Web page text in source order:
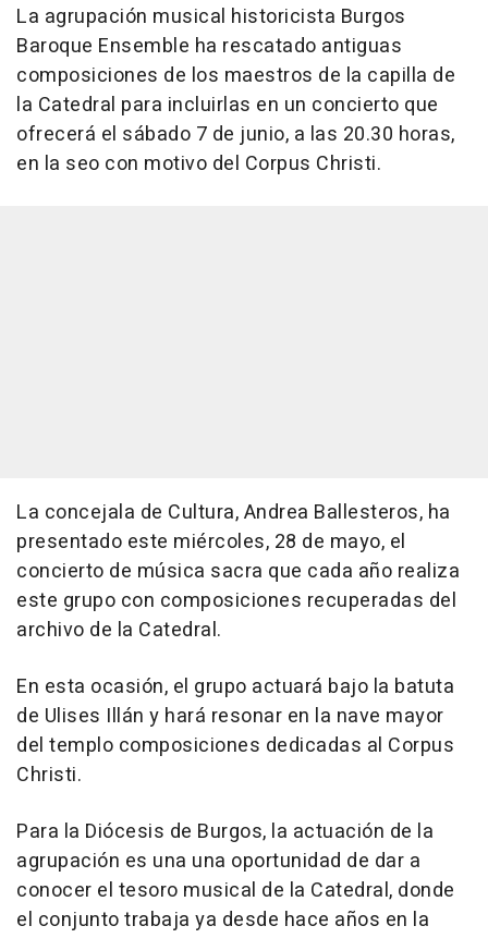
La agrupación musical historicista Burgos
Baroque Ensemble ha rescatado antiguas
composiciones de los maestros de la capilla de
la Catedral para incluirlas en un concierto que
ofrecerá el sábado 7 de junio, a las 20.30 horas,
en la seo con motivo del Corpus Christi.
La concejala de Cultura, Andrea Ballesteros, ha
presentado este miércoles, 28 de mayo, el
concierto de música sacra que cada año realiza
este grupo con composiciones recuperadas del
archivo de la Catedral.
En esta ocasión, el grupo actuará bajo la batuta
de Ulises Illán y hará resonar en la nave mayor
del templo composiciones dedicadas al Corpus
Christi.
Para la Diócesis de Burgos, la actuación de la
agrupación es una una oportunidad de dar a
conocer el tesoro musical de la Catedral, donde
el conjunto trabaja ya desde hace años en la